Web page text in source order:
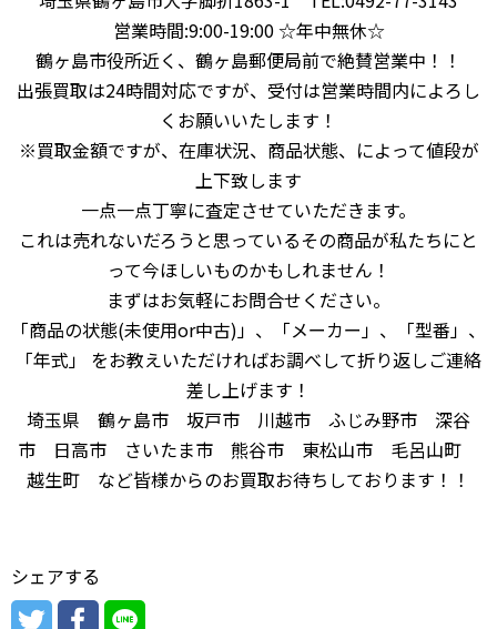
営業時間:9:00-19:00 ☆年中無休☆
鶴ヶ島市役所近く、鶴ヶ島郵便局前で絶賛営業中！！
出張買取は24時間対応ですが、受付は営業時間内によろし
くお願いいたします！
※買取金額ですが、在庫状況、商品状態、によって値段が
上下致します
一点一点丁寧に査定させていただきます。
これは売れないだろうと思っているその商品が私たちにと
って今ほしいものかもしれません！
まずはお気軽にお問合せください。
「商品の状態(未使用or中古)」、「メーカー」、「型番」、
「年式」 をお教えいただければお調べして折り返しご連絡
差し上げます！
埼玉県 鶴ヶ島市 坂戸市 川越市 ふじみ野市 深谷
市 日高市 さいたま市 熊谷市 東松山市 毛呂山町
越生町 など皆様からのお買取お待ちしております！！
シェアする